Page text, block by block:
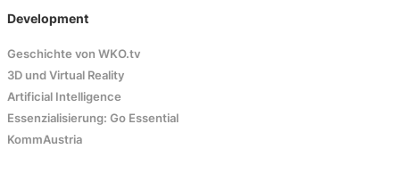
Development
Geschichte von WKO.tv
3D und Virtual Reality
Artificial Intelligence
Essenzialisierung: Go Essential
KommAustria